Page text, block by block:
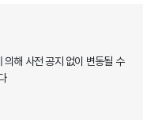
해 사전 공지 없이 변동될 수